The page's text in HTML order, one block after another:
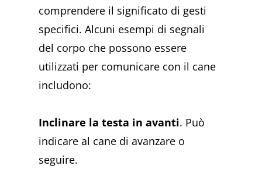
comprendere il significato di gesti
specifici. Alcuni esempi di segnali
del corpo che possono essere
utilizzati per comunicare con il cane
includono:
Inclinare la testa in avanti. Può
indicare al cane di avanzare o
seguire.